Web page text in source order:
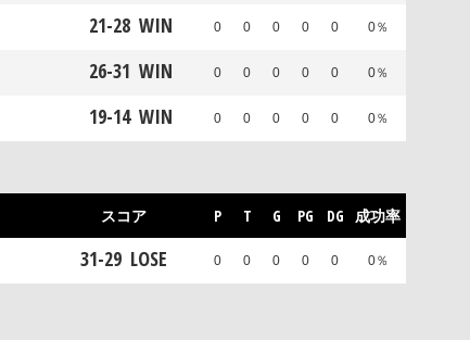
21-28 WIN 0 0 0 0 0 0％
26-31 WIN 0 0 0 0 0 0％
19-14 WIN 0 0 0 0 0 0％
スコア P T G PG DG 成功率
31-29 LOSE 0 0 0 0 0 0％